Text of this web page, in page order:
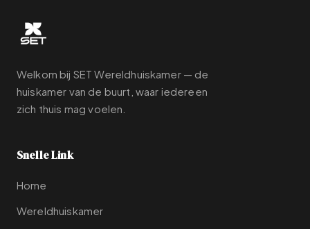
Welkom bij SET Wereldhuiskamer — de
huiskamer van de buurt, waar iedereen
zich thuis mag voelen.
Snelle Link
Home
Wereldhuiskamer